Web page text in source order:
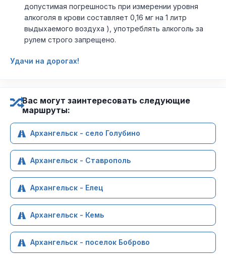
допустимая погрешность при измерении уровня
алкоголя в крови составляет 0,16 мг на 1 литр
выдыхаемого воздуха ), употреблять алкоголь за
рулем строго запрещено.
Удачи на дорогах!
Вас могут заинтересовать следующие
маршруты:
Архангельск - село Голубино
Архангельск - Ставрополь
Архангельск - Елец
Архангельск - Кемь
Архангельск - поселок Боброво